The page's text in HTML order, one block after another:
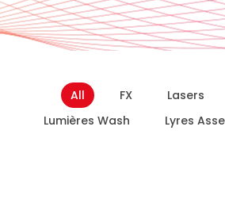
All FX Lasers
Lumières Wash
Lyres